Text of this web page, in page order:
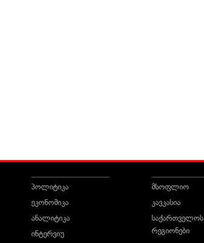
პოლიტიკა
ეკონომიკა
ანალიტიკა
ინტერვიუ
მსოფლიო
კავკასია
საქართველოს
რეგიონები